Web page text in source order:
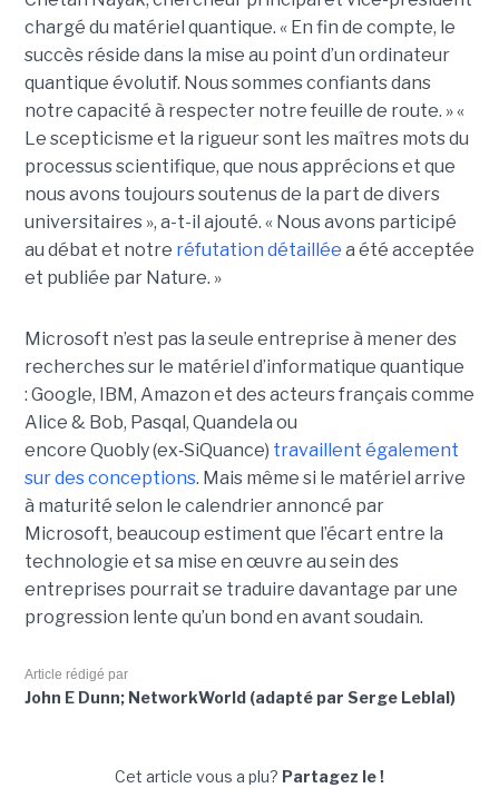
chargé du matériel quantique. « En fin de compte, le
succès réside dans la mise au point d’un ordinateur
quantique évolutif. Nous sommes confiants dans
notre capacité à respecter notre feuille de route. »«
Le scepticisme et la rigueur sont les maîtres mots du
processus scientifique, que nous apprécions et que
nous avons toujours soutenus de la part de divers
universitaires », a-t-il ajouté. « Nous avons participé
au débat et notre réfutation détaillée a été acceptée
et publiée par Nature. »
Microsoft n’est pas la seule entreprise à mener des
recherches sur le matériel d’informatique quantique
: Google, IBM, Amazon et des acteurs français comme
Alice & Bob, Pasqal, Quandela ou
encore Quobly (ex‑SiQuance) travaillent également
sur des conceptions. Mais même si le matériel arrive
à maturité selon le calendrier annoncé par
Microsoft, beaucoup estiment que l’écart entre la
technologie et sa mise en œuvre au sein des
entreprises pourrait se traduire davantage parune
progression lente qu’un bond en avant soudain.
Article rédigé par
John E Dunn; NetworkWorld (adapté par Serge Leblal)
Cet article vous a plu? Partagez le !